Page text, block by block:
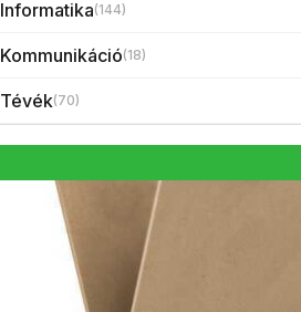
Informatika(144)
Kommunikáció(18)
Tévék(70)